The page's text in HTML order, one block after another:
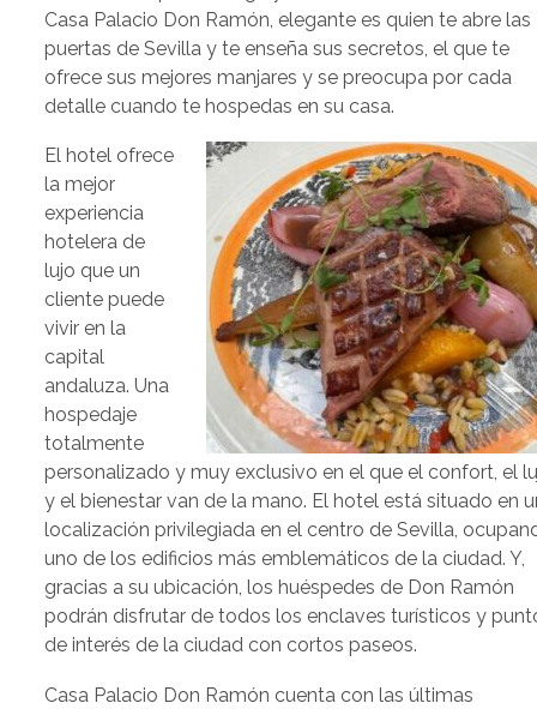
Casa Palacio Don Ramón, elegante es quien te abre las
puertas de Sevilla y te enseña sus secretos, el que te
ofrece sus mejores manjares y se preocupa por cada
detalle cuando te hospedas en su casa.
El hotel ofrece
la mejor
experiencia
hotelera de
lujo que un
cliente puede
vivir en la
capital
andaluza. Una
hospedaje
totalmente
personalizado y muy exclusivo en el que el confort, el
y el bienestar van de la mano. El hotel está situado en
localización privilegiada en el centro de Sevilla,
uno de los edificios más emblemáticos de la ciudad. Y,
gracias a su ubicación, los huéspedes de Don Ramón
podrán disfrutar de todos los enclaves turísticos y
de interés de la ciudad con cortos paseos.
Casa Palacio Don Ramón cuenta con las últimas